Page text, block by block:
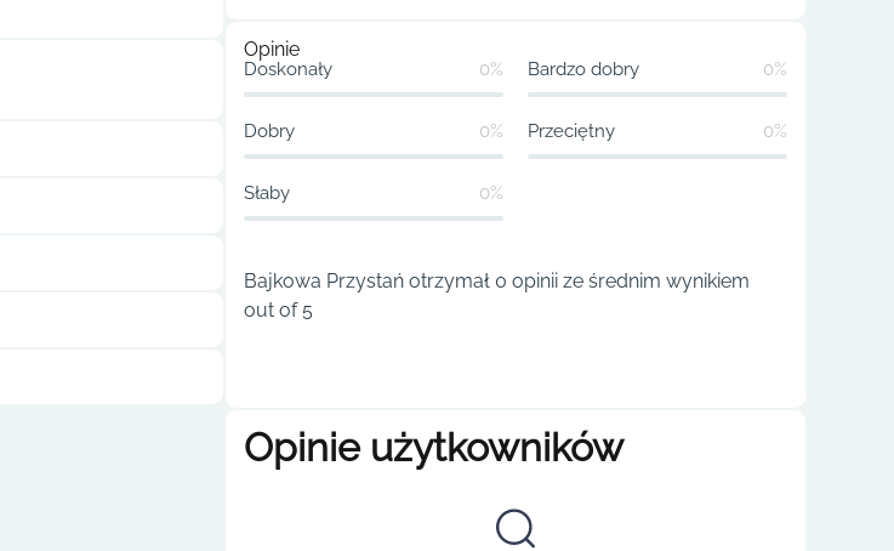
Opinie
Doskonały 0% Bardzo dobry 0%
Dobry 0% Przeciętny 0%
Słaby 0%
Bajkowa Przystań otrzymał 0 opinii ze średnim wynikiem
out of 5
Opinie użytkowników